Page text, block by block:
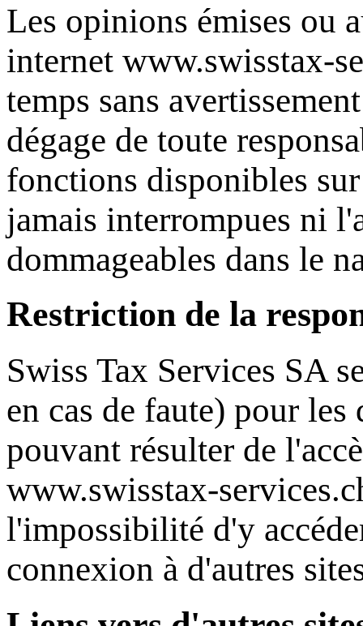
Les opinions émises ou
internet www.swisstax-
temps sans
dégage de toute
fonctions disponibles
jamais interrompues ni
dommageables dans le
Restriction de la
Swiss Tax Services SA
en cas de faute) pour
pouvant résulter de
www.swisstax-
l'impossibilité d'y
connexion à d'autres